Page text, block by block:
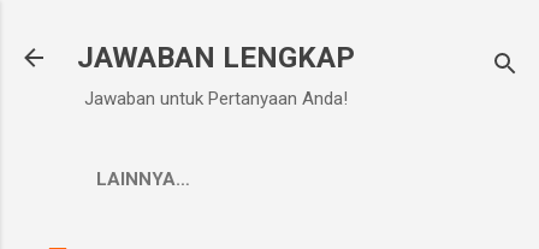
JAWABAN LENGKAP
Jawaban untuk Pertanyaan Anda!
LAINNYA…